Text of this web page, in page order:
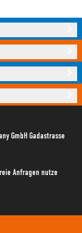
GmbH Gadastrasse
Anfragen nutze